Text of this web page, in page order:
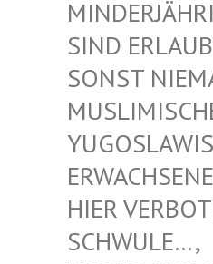
JÄHRIGEN…
RLAUBT –
NIEMAND!
ISCHE,
AWISCHE-
SENE…
ERBOTEN,
E…, EBENFA